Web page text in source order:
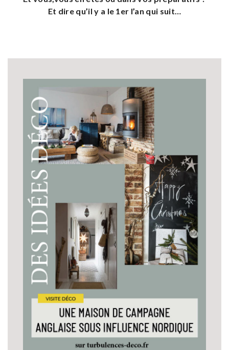
Et dire qu’il y a le 1er l’an qui suit…